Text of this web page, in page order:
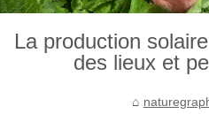
La production
des lieux et